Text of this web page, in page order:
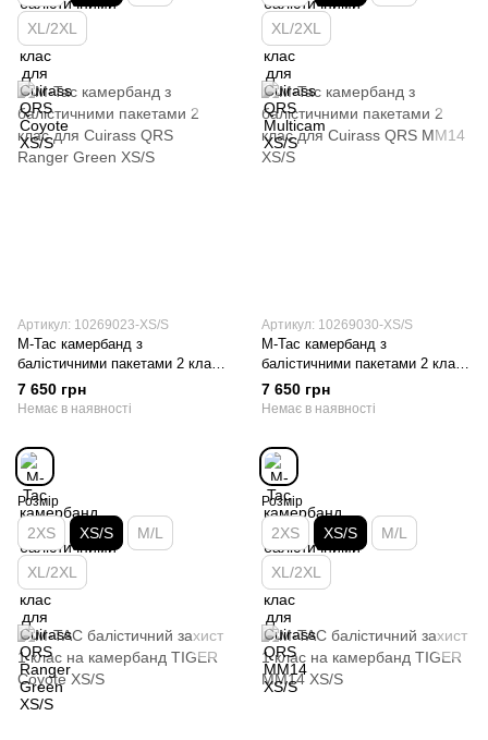
XL/2XL XL/2XL
Артикул: 10269023-XS/S
M-Tac камербанд з
балістичними пакетами 2 клас
для Cuirass QRS Ranger Green
XS/S
7 650 грн
Немає в наявності
Розмір
2XS XS/S M/L
XL/2XL
Артикул: 10269030-XS/S
M-Tac камербанд з
балістичними пакетами 2 клас
для Cuirass QRS ММ14 XS/S
7 650 грн
Немає в наявності
Розмір
2XS XS/S M/L
XL/2XL